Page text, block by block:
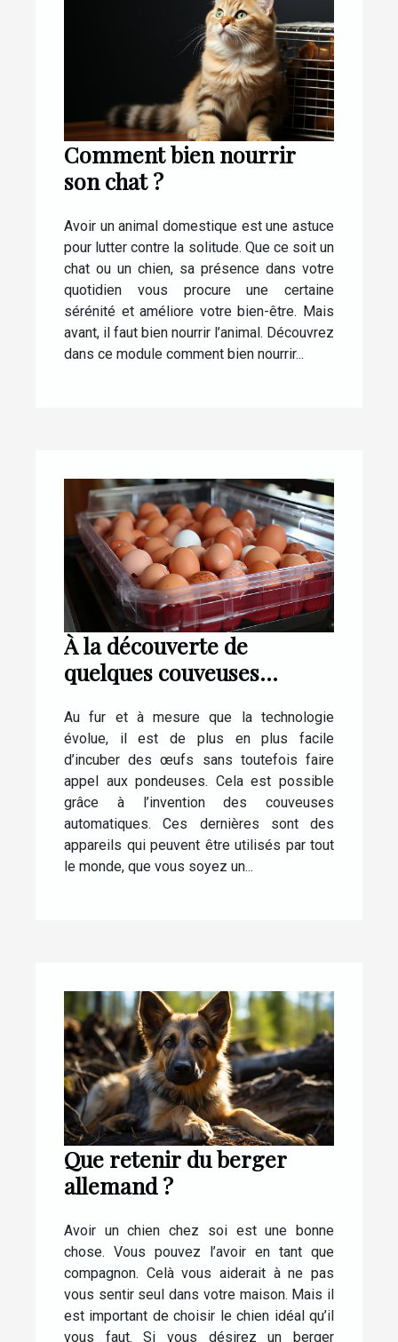
Comment bien nourrir
son chat ?
Avoir un animal domestique est une astuce
pour lutter contre la solitude. Que ce soit un
chat ou un chien, sa présence dans votre
quotidien vous procure une certaine
sérénité et améliore votre bien-être. Mais
avant, il faut bien nourrir l’animal. Découvrez
dans ce module comment bien nourrir...
À la découverte de
quelques couveuses
de poule
Au fur et à mesure que la technologie
évolue, il est de plus en plus facile
d’incuber des œufs sans toutefois faire
appel aux pondeuses. Cela est possible
grâce à l’invention des couveuses
automatiques. Ces dernières sont des
appareils qui peuvent être utilisés par tout
le monde, que vous soyez un...
Que retenir du berger
allemand ?
Avoir un chien chez soi est une bonne
chose. Vous pouvez l’avoir en tant que
compagnon. Celà vous aiderait à ne pas
vous sentir seul dans votre maison. Mais il
est important de choisir le chien idéal qu’il
vous faut. Si vous désirez un berger